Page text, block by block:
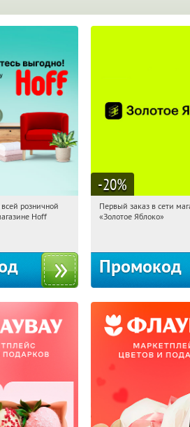
Получили:
розничной
Hoff
-20%
05:04:08
Первый заказ в сети
«Золотое Яблоко»
Промокод